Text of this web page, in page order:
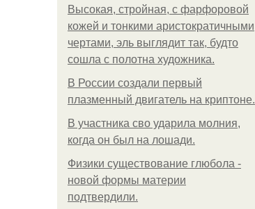
Высокая, стройная, с фарфоровой
кожей и тонкими аристократичными
чертами, эль выглядит так, будто
сошла с полотна художника.
В России создали первый
плазменный двигатель на криптоне.
В участника сво ударила молния,
когда он был на лошади.
Физики существование глюбола -
новой формы материи
подтвердили.